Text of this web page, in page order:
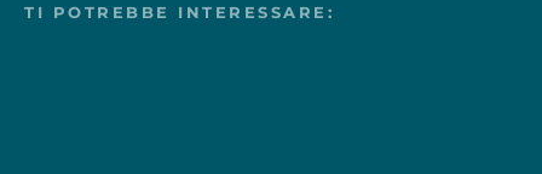
TI POTREBBE INTERESSARE: